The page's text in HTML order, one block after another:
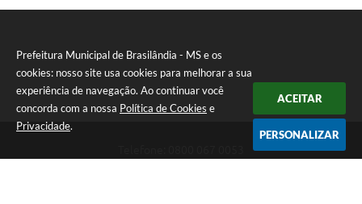
Prefeitura Municipal de Brasilândia - MS e os
cookies: nosso site usa cookies para melhorar a sua
experiência de navegação. Ao continuar você
concorda com a nossa Política de Cookies e
Privacidade.
ACEITAR
PERSONALIZAR